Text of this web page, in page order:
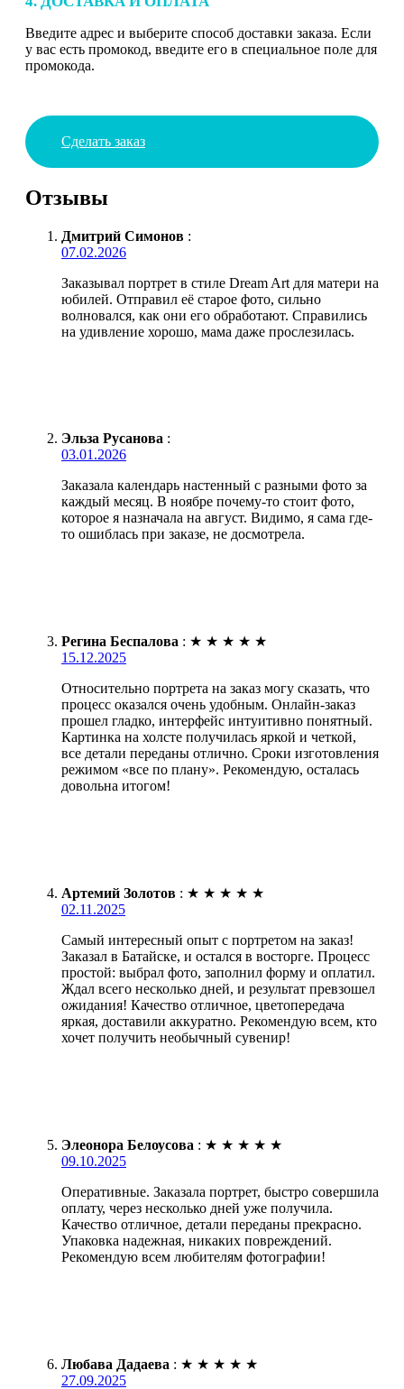
Введите адрес и выберите способ доставки заказа. Если
у вас есть промокод, введите его в специальное поле для
промокода.
Сделать заказ
Отзывы
Дмитрий Симонов :
07.02.2026
Заказывал портрет в стиле Dream Art для матери на
юбилей. Отправил её старое фото, сильно
волновался, как они его обработают. Справились
на удивление хорошо, мама даже прослезилась.
Эльза Русанова :
03.01.2026
Заказала календарь настенный с разными фото за
каждый месяц. В ноябре почему-то стоит фото,
которое я назначала на август. Видимо, я сама где-
то ошиблась при заказе, не досмотрела.
Регина Беспалова : ★ ★ ★ ★ ★
15.12.2025
Относительно портрета на заказ могу сказать, что
процесс оказался очень удобным. Онлайн-заказ
прошел гладко, интерфейс интуитивно понятный.
Картинка на холсте получилась яркой и четкой,
все детали переданы отлично. Сроки изготовления
режимом «все по плану». Рекомендую, осталась
довольна итогом!
Артемий Золотов : ★ ★ ★ ★ ★
02.11.2025
Самый интересный опыт с портретом на заказ!
Заказал в Батайске, и остался в восторге. Процесс
простой: выбрал фото, заполнил форму и оплатил.
Ждал всего несколько дней, и результат превзошел
ожидания! Качество отличное, цветопередача
яркая, доставили аккуратно. Рекомендую всем, кто
хочет получить необычный сувенир!
Элеонора Белоусова : ★ ★ ★ ★ ★
09.10.2025
Оперативные. Заказала портрет, быстро совершила
оплату, через несколько дней уже получила.
Качество отличное, детали переданы прекрасно.
Упаковка надежная, никаких повреждений.
Рекомендую всем любителям фотографии!
Любава Дадаева : ★ ★ ★ ★ ★
27.09.2025